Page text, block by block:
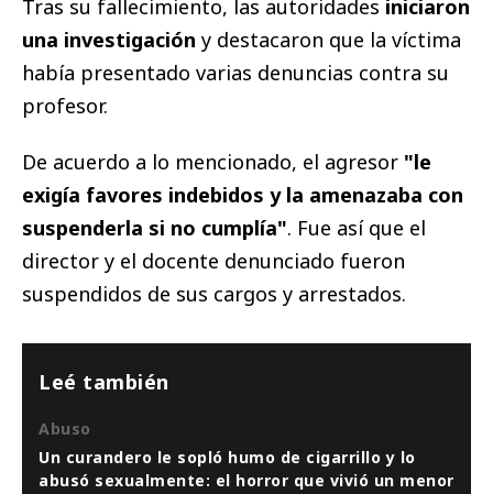
Tras su fallecimiento, las autoridades iniciaron
una investigación y destacaron que la víctima
había presentado varias denuncias contra su
profesor.
De acuerdo a lo mencionado, el agresor "le
exigía favores indebidos y la amenazaba con
suspenderla si no cumplía". Fue así que el
director y el docente denunciado fueron
suspendidos de sus cargos y arrestados.
Leé también
Abuso
Un curandero le sopló humo de cigarrillo y lo
abusó sexualmente: el horror que vivió un menor